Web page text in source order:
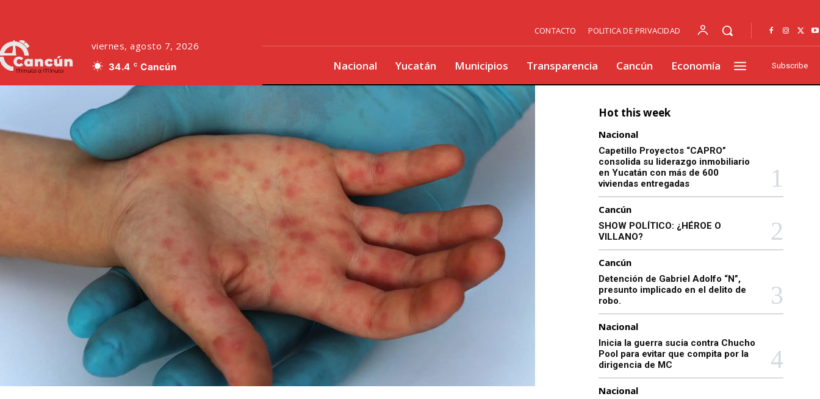
viernes, agosto 7, 2026
34.4 C Cancún
CONTACTO POLITICA DE PRIVACIDAD
Nacional Yucatán Municipios Transparencia Cancún Economía Subscribe
Hot this week
Nacional
Capetillo Proyectos “CAPRO”
consolida su liderazgo inmobiliario
en Yucatán con más de 600
viviendas entregadas
Cancún
SHOW POLÍTICO: ¿HÉROE O
VILLANO?
Cancún
Detención de Gabriel Adolfo “N”,
presunto implicado en el delito de
robo.
Nacional
Inicia la guerra sucia contra Chucho
Pool para evitar que compita por la
dirigencia de MC
Nacional